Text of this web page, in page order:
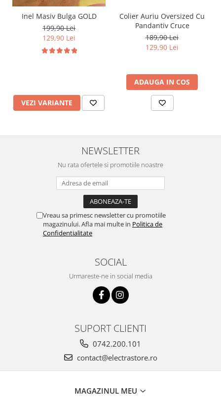
Inel Masiv Bulga GOLD
199,90 Lei
129,90 Lei
VEZI VARIANTE
Colier Auriu Oversized Cu
Pandantiv Cruce
189,90 Lei
129,90 Lei
ADAUGA IN COS
NEWSLETTER
Nu rata ofertele si promotiile noastre
Vreau sa primesc newsletter cu promotiile
magazinului. Afla mai multe in Politica de
Confidentialitate
SOCIAL
Urmareste-ne in social media
SUPORT CLIENTI
0742.200.101
contact@electrastore.ro
MAGAZINUL MEU